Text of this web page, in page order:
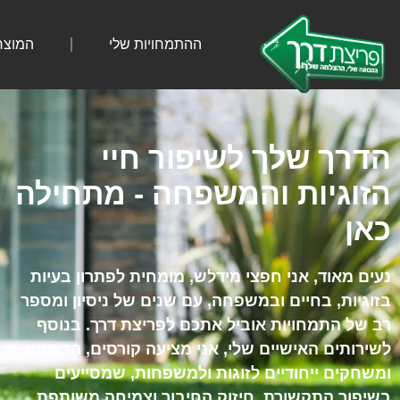
ההתמחויות שלי
הדרך שלך לשיפור חיי
הזוגיות והמשפחה - מתחילה
כאן
נעים מאוד, אני חפצי מידלש, מומחית לפתרון בעיות
בזוגיות, בחיים ובמשפחה, עם שנים של ניסיון ומספר
רב של התמחויות אוביל אתכם לפריצת דרך. בנוסף
לשירותים האישיים שלי, אני מציעה קורסים, הרצאות
ומשחקים ייחודיים לזוגות ולמשפחות, שמסייעים